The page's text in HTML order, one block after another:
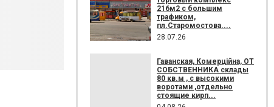
216м2 с большим
трафиком,
пл.Старомостова....
28.07.26
Гаванская, Комерційна, ОТ
СОБСТВЕННИКА склады
80 кв.м , c высокими
воротами ,отдельно
стоящие кирп...